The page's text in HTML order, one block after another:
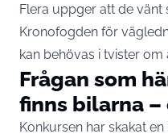
Flera uppger att de
Kronofogden för
kan behövas i tvister
Frågan som
finns bilarna –
Konkursen har skakat